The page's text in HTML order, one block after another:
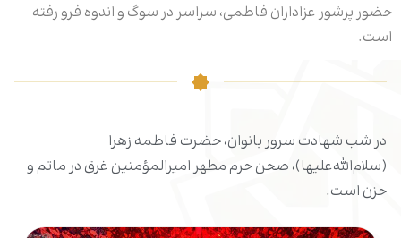
حضور پرشور عزاداران فاطمی، سراسر در سوگ و اندوه فرو رفته
است.
در شب شهادت سرور بانوان، حضرت فاطمه زهرا
(سلام‌الله‌علیها)، صحن حرم مطهر امیرالمؤمنین غرق در ماتم و
حزن است.